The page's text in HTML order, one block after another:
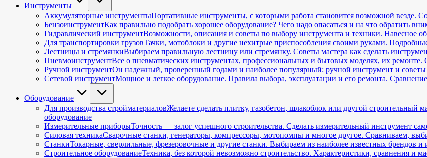
Инструменты
Аккумуляторные инструментыПортативные инструменты, с которыми работа становится возможной везде.
БензоинструментКак правильно подобрать хорошее оборудование? Чего надо опасаться и на что обратить
Гидравлический инструментВозможности, описания и советы по выбору инструмента и техники. Навесное
Для транспортировки грузовТачки, мотоблоки и другие нехитрые приспособления своими руками.
Лестницы и стремянкиВыбираем правильную лестницу или стремянку. Советы мастера как сделать
ПневмоинструментВсе о пневматических инструментах, профессиональных и бытовых моделях, их
Ручной инструментОн надежный, проверенный годами и наиболее популярный: ручной инструмент и
Сетевой инструментМощное и легкое оборудование. Правила выбора, эксплуатации и его ремонта.
Оборудование
Для производства стройматериаловЖелаете сделать плитку, газобетон, шлакоблок или другой
оборудование
Измерительные приборыТочность — залог успешного строительства. Сделать измерительный инструмент
Силовая техникаСварочные станки, генераторы, компрессоры, мотопомпы и многое другое. Сравниваем,
СтанкиТокарные, сверлильные, фрезеровочные и другие станки. Выбираем из наиболее известных брендов и
Строительное оборудованиеТехника, без которой невозможно строительство. Характеристики, сравнения и